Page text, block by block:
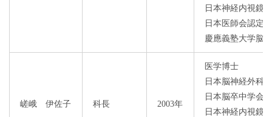
日本神経内視鏡
日本医師会認定
慶應義塾大学脳
嵯峨 伊佐子 科長 2003年
医学博士
日本脳神経外科
日本脳卒中学会
日本神経内視鏡